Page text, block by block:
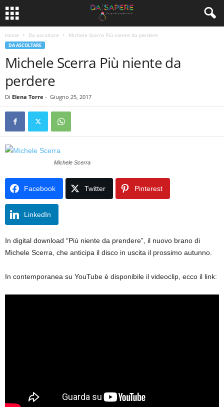
Home Da ascoltare Michele Scerra Più niente da perdere
DA ASCOLTARE
Michele Scerra Più niente da
perdere
Di Elena Torre - Giugno 25, 2017
Michele Scerra
Facebook Twitter Pinterest
LinkedIn
In digital download “Più niente da prendere”, il nuovo brano di
Michele Scerra, che anticipa il disco in uscita il prossimo autunno.
In contemporanea su YouTube è disponibile il videoclip, ecco il link: